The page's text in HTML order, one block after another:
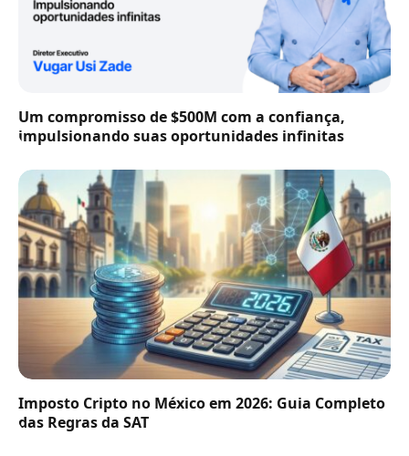
Um compromisso de $500M com a confiança,
impulsionando suas oportunidades infinitas
Imposto Cripto no México em 2026: Guia Completo
das Regras da SAT